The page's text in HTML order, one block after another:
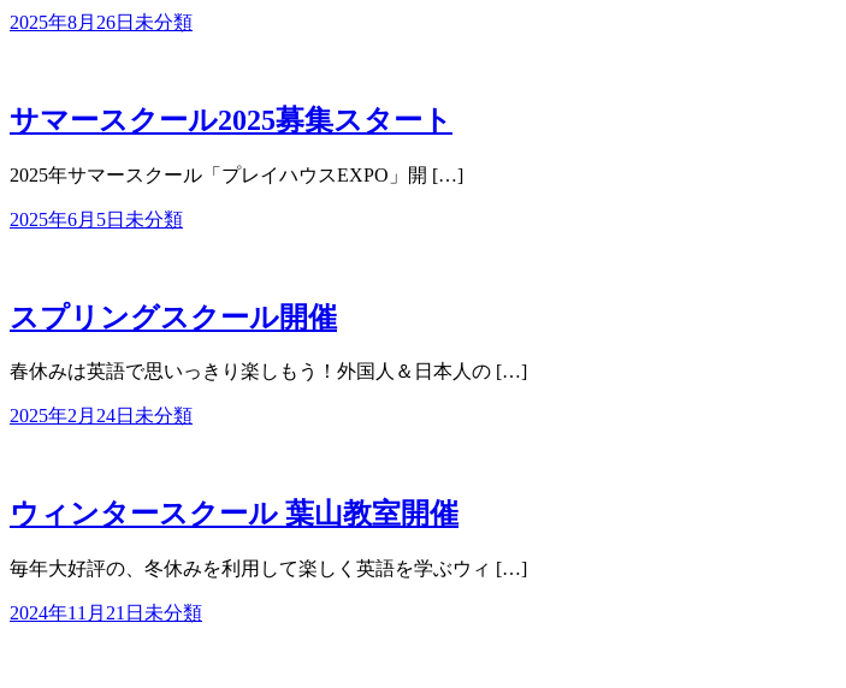
2025年8月26日 未分類
サマースクール2025募集スタート
2025年サマースクール「プレイハウスEXPO」開 […]
2025年6月5日 未分類
スプリングスクール開催
春休みは英語で思いっきり楽しもう！外国人＆日本人の […]
2025年2月24日 未分類
ウィンタースクール 葉山教室開催
毎年大好評の、冬休みを利用して楽しく英語を学ぶウィ […]
2024年11月21日 未分類